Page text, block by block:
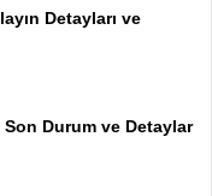
Detayları ve
Son Durum ve Detaylar